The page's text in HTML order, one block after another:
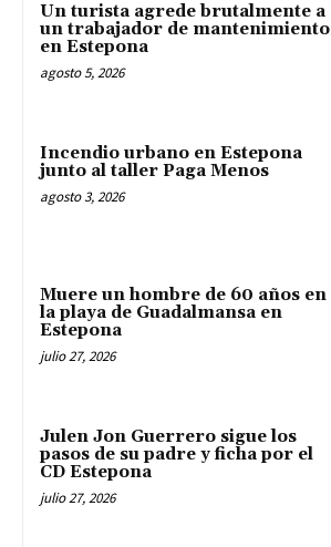
Un turista agrede brutalmente a
un trabajador de mantenimiento
en Estepona
agosto 5, 2026
Incendio urbano en Estepona
junto al taller Paga Menos
agosto 3, 2026
Muere un hombre de 60 años en
la playa de Guadalmansa en
Estepona
julio 27, 2026
Julen Jon Guerrero sigue los
pasos de su padre y ficha por el
CD Estepona
julio 27, 2026